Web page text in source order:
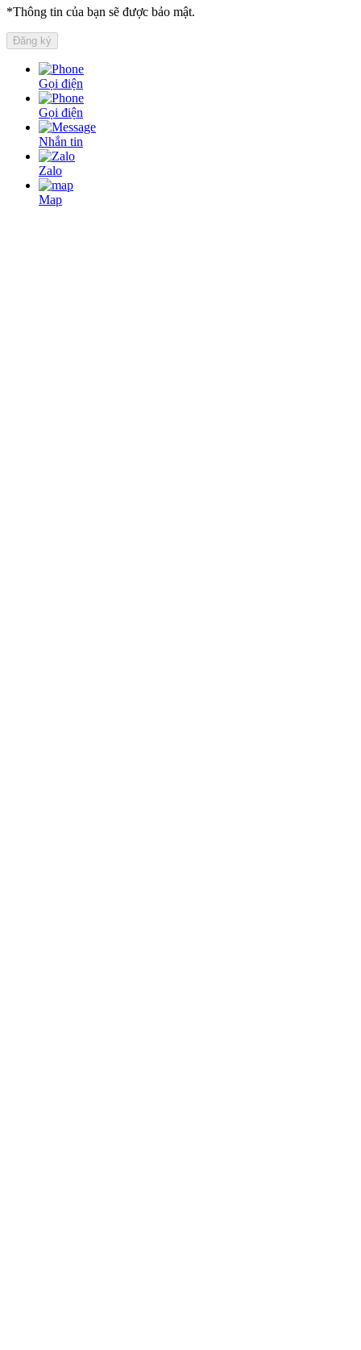
*Thông tin của bạn sẽ được bảo mật.
Gọi điện
Gọi điện
Nhắn tin
Zalo
Map